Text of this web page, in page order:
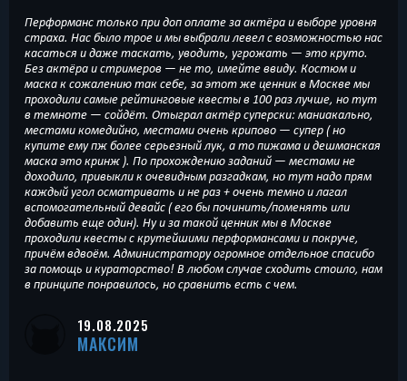
Перформанс только при доп оплате за актёра и выборе уровня
страха. Нас было трое и мы выбрали левел с возможностью нас
касаться и даже таскать, уводить, угрожать — это круто.
Без актёра и стримеров — не то, имейте ввиду. Костюм и
маска к сожалению так себе, за этот же ценник в Москве мы
проходили самые рейтинговые квесты в 100 раз лучше, но тут
в темноте — сойдёт. Отыграл актёр суперски: маниакально,
местами комедийно, местами очень крипово — супер ( но
купите ему пж более серьезный лук, а то пижама и дешманская
маска это кринж ). По прохождению заданий — местами не
доходило, привыкли к очевидным разгадкам, но тут надо прям
каждый угол осматривать и не раз + очень темно и лагал
вспомогательный девайс ( его бы починить/поменять или
добавить еще один). Ну и за такой ценник мы в Москве
проходили квесты с крутейшими перформансами и покруче,
причём вдвоём. Администратору огромное отдельное спасибо
за помощь и кураторство! В любом случае сходить стоило, нам
в принципе понравилось, но сравнить есть с чем.
19.08.2025
МАКСИМ